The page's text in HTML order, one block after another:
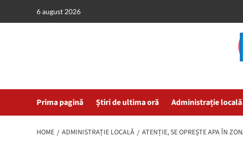
6 august 2026
Prima pagină Știri de ultima oră Administrație locală
HOME ADMINISTRAȚIE LOCALĂ ATENȚIE, SE OPREȘTE APA ÎN